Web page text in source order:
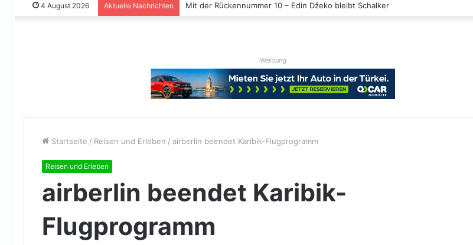
4 August 2026 Aktuelle Nachrichten Mit der Rückennummer 10 – Edin Džeko bleibt Schalker
Werbung
Startseite / Reisen und Erleben / airberlin beendet Karibik-Flugprogramm
Reisen und Erleben
airberlin beendet Karibik-
Flugprogramm